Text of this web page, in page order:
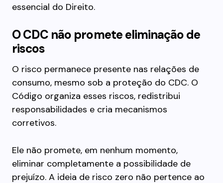
essencial do Direito.
O CDC não promete eliminação de
riscos
O risco permanece presente nas relações de
consumo, mesmo sob a proteção do CDC. O
Código organiza esses riscos, redistribui
responsabilidades e cria mecanismos
corretivos.
Ele não promete, em nenhum momento,
eliminar completamente a possibilidade de
prejuízo. A ideia de risco zero não pertence ao